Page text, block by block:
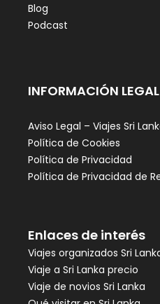
Blog
Podcast
INFORMACIÓN LEGAL
Aviso Legal – Viajes Sri
Política de Cookies
Política de Privacidad
Política de Privacidad de
Enlaces de interés
Viajes organizados Sri
Viaje a Sri Lanka precio
Viaje de novios Sri Lanka